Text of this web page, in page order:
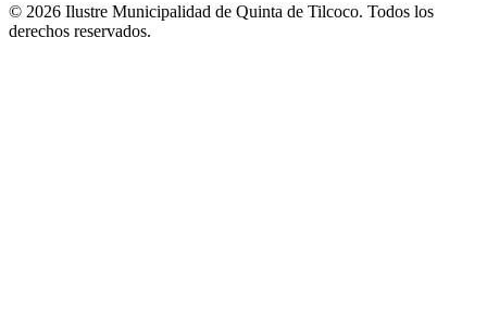
© 2026 Ilustre Municipalidad de Quinta de Tilcoco. Todos los
derechos reservados.